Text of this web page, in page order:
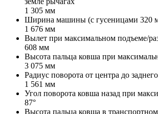
1 305 мм
Ширина машины (с гусеницами 320
1 676 мм
Вылет при максимальном подъеме/
608 мм
Высота пальца ковша при
3 075 мм
Радиус поворота от центра до
1 561 мм
Угол поворота ковша назад при
87°
Высота пальца ковша в